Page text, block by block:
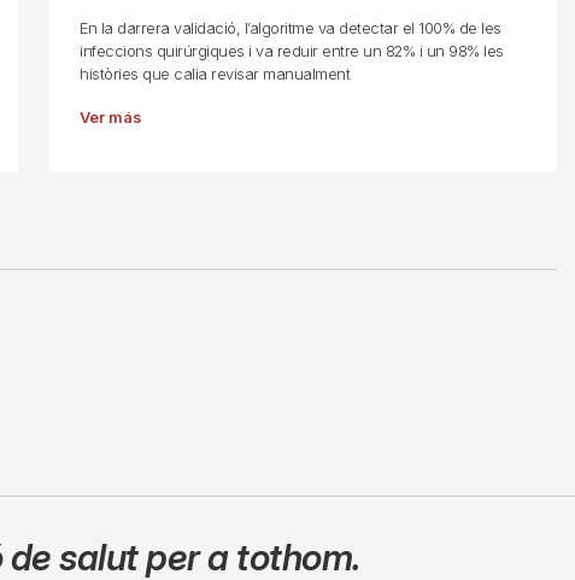
En la darrera validació, l’algoritme va detectar el 100% de les
infeccions quirúrgiques i va reduir entre un 82% i un 98% les
històries que calia revisar manualment
Ver más
salut per a tothom.